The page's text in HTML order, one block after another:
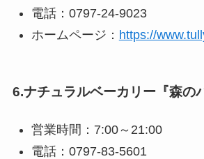
電話：0797-24-9023
ホームページ： https://
6.ナチュラルベーカリー『森の
営業時間：7:00～21:00
電話：0797-83-5601